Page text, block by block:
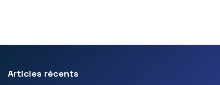
Articles récents